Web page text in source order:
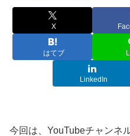
X
はてブ
LinkedIn
今回は、YouTubeチャンネ